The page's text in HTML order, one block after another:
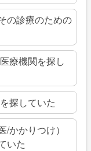
の診療のための
療機関を探し
探していた
かかりつけ）
いた